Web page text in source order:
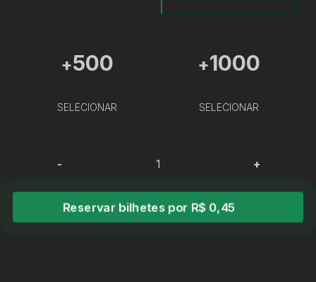
+500
SELECIONAR
+1000
SELECIONAR
- +
Reservar bilhetes por R$ 0,45